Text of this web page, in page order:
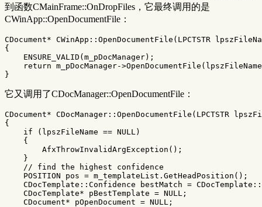
到函数CMainFrame::OnDropFiles，它最终调用的是
CWinApp::OpenDocumentFile：
CDocument* CWinApp :: OpenDocumentFile ( LPCTSTR
{
ENSURE_VALID ( m_pDocManager);
return m_pDocManager->OpenDocumentFile ( lpszFileName
}
它又调用了CDocManager::OpenDocumentFile：
CDocument* CDocManager :: OpenDocumentFile ( LPCTSTR
{
if
( lpszFileName == NULL )
{
AfxThrowInvalidArgException ();
}
// find the highest confidence
POSITION
pos = m_templateList . GetHeadPosition ();
CDocTemplate :: Confidence bestMatch = CDocTemplate ::
CDocTemplate* pBestTemplate = NULL ;
CDocument* pOpenDocument = NULL ;